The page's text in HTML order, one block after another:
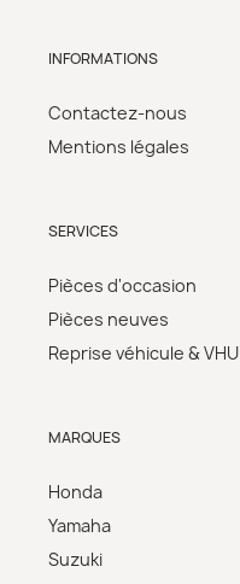
INFORMATIONS
Contactez-nous
Mentions légales
SERVICES
Pièces d'occasion
Pièces neuves
Reprise véhicule & VHU
MARQUES
Honda
Yamaha
Suzuki